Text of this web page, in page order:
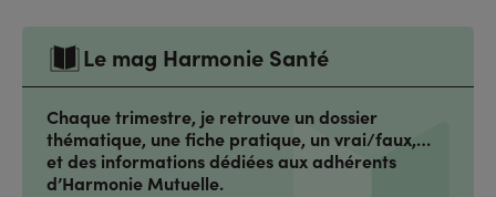
Le mag Harmonie Santé
Chaque trimestre, je retrouve un dossier
thématique, une fiche pratique, un vrai/faux,…
et des informations dédiées aux adhérents
d’Harmonie Mutuelle.